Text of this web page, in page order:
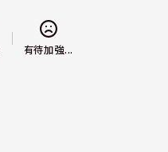
有待加強...